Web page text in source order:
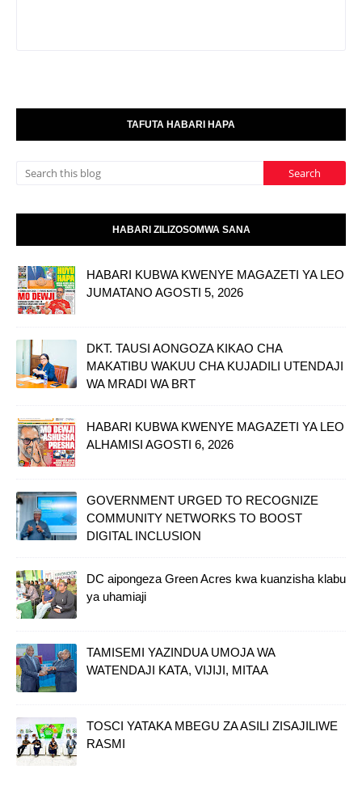
TAFUTA HABARI HAPA
HABARI ZILIZOSOMWA SANA
HABARI KUBWA KWENYE MAGAZETI YA LEO
JUMATANO AGOSTI 5, 2026
DKT. TAUSI AONGOZA KIKAO CHA
MAKATIBU WAKUU CHA KUJADILI UTENDAJI
WA MRADI WA BRT
HABARI KUBWA KWENYE MAGAZETI YA LEO
ALHAMISI AGOSTI 6, 2026
GOVERNMENT URGED TO RECOGNIZE
COMMUNITY NETWORKS TO BOOST
DIGITAL INCLUSION
DC aipongeza Green Acres kwa kuanzisha klabu
ya uhamiaji
TAMISEMI YAZINDUA UMOJA WA
WATENDAJI KATA, VIJIJI, MITAA
TOSCI YATAKA MBEGU ZA ASILI ZISAJILIWE
RASMI